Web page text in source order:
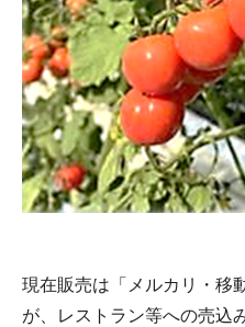
現在販売は「メルカリ・移
が、レストラン等への売込